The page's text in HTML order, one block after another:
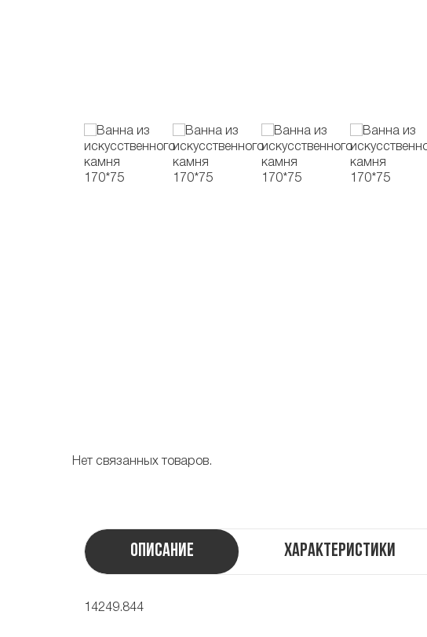
Нет связанных товаров.
Описание Характеристики
14249.844